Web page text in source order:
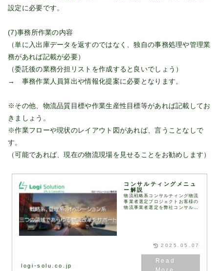
設定に必要です。
(7)事務所作業の内容
（単に入出庫データを返すのではなく、独自の事務処理や管理業
務があれば記載が必要）
（委託後の業務分担リストを作成すると良いでしょう）
→ 事務作業人員算出や情報化提案に必要となります。
※その他、物流品質目標や作業生産性目標等があれば記載してお
きましょう。
※作業フローや現状のレイアウト図があれば、言うことなしで
す。
（可能であれば、現在の物流現場を見せることをお勧めします）
コンサルティングメニュ
ー解説
物流戦略系コンサルティング物流
事業者選定プロジェクトお客様の
物流事業者選定を弊社コンサルタ
logi-solu.co.jp
2025.05.07